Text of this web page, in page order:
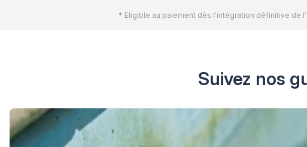
* Eligible au paiement dès l'intégration définitive de
Suivez nos